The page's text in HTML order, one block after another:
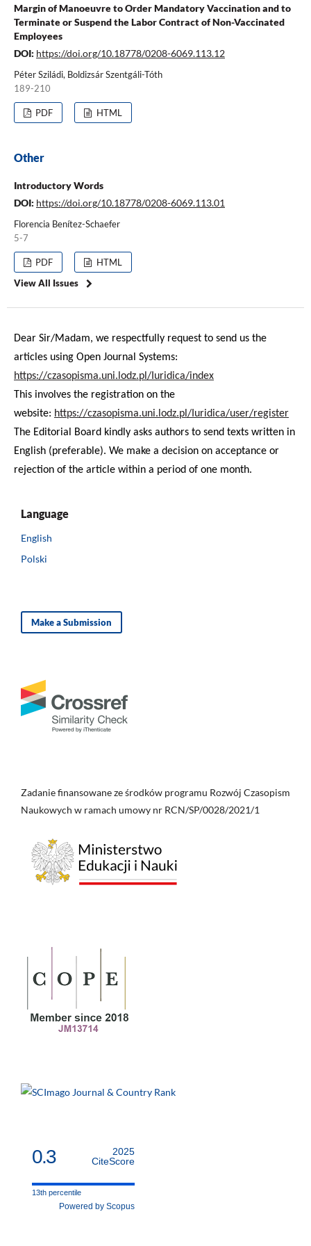
Margin of Manoeuvre to Order Mandatory Vaccination and to
Terminate or Suspend the Labor Contract of Non-Vaccinated
Employees
DOI: https://doi.org/10.18778/0208-6069.113.12
Péter Sziládi, Boldizsár Szentgáli-Tóth
189-210
PDF HTML
Other
Introductory Words
DOI: https://doi.org/10.18778/0208-6069.113.01
Florencia Benítez-Schaefer
5-7
PDF
HTML
View All Issues
Dear Sir/Madam, we respectfully request to send us the
articles using Open Journal Systems:
https://czasopisma.uni.lodz.pl/Iuridica/index
This involves the registration on the
website: https://czasopisma.uni.lodz.pl/Iuridica/user/register
The Editorial Board kindly asks authors to send texts written in
English (preferable). We make a decision on acceptance or
rejection of the article within a period of one month.
Language
English
Polski
Make a Submission
Zadanie finansowane ze środków programu Rozwój Czasopism
Naukowych w ramach umowy nr RCN/SP/0028/2021/1
0.3
2025
CiteScore
13th percentile
Powered by Scopus